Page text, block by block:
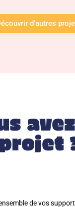
d'autres
de vos